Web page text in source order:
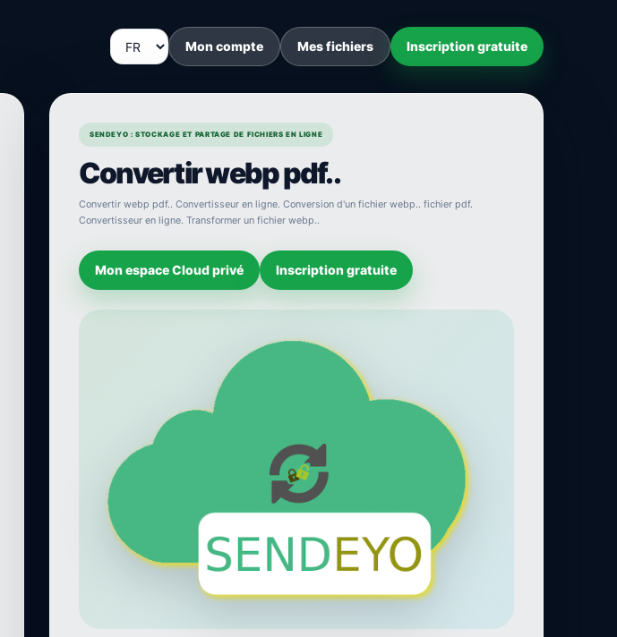
Mon compte Mes fichiers Inscription gratuite
SENDEYO : STOCKAGE ET PARTAGE DE FICHIERS EN LIGNE
Convertir webp pdf..
Convertir webp pdf.. Convertisseur en ligne. Conversion d'un fichier webp.. fichier pdf.
Convertisseur en ligne. Transformer un fichier webp..
Mon espace Cloud privé Inscription gratuite